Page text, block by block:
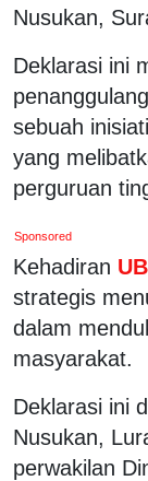
Nusukan,
Deklarasi ini
sebuah
yang
perguruan
Sponsored
Kehadiran
strategis
dalam
masyarakat.
Deklarasi ini
Nusukan,
perwakilan